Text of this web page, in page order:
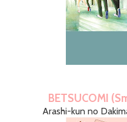
BETSUCOMI
Arashi-kun no